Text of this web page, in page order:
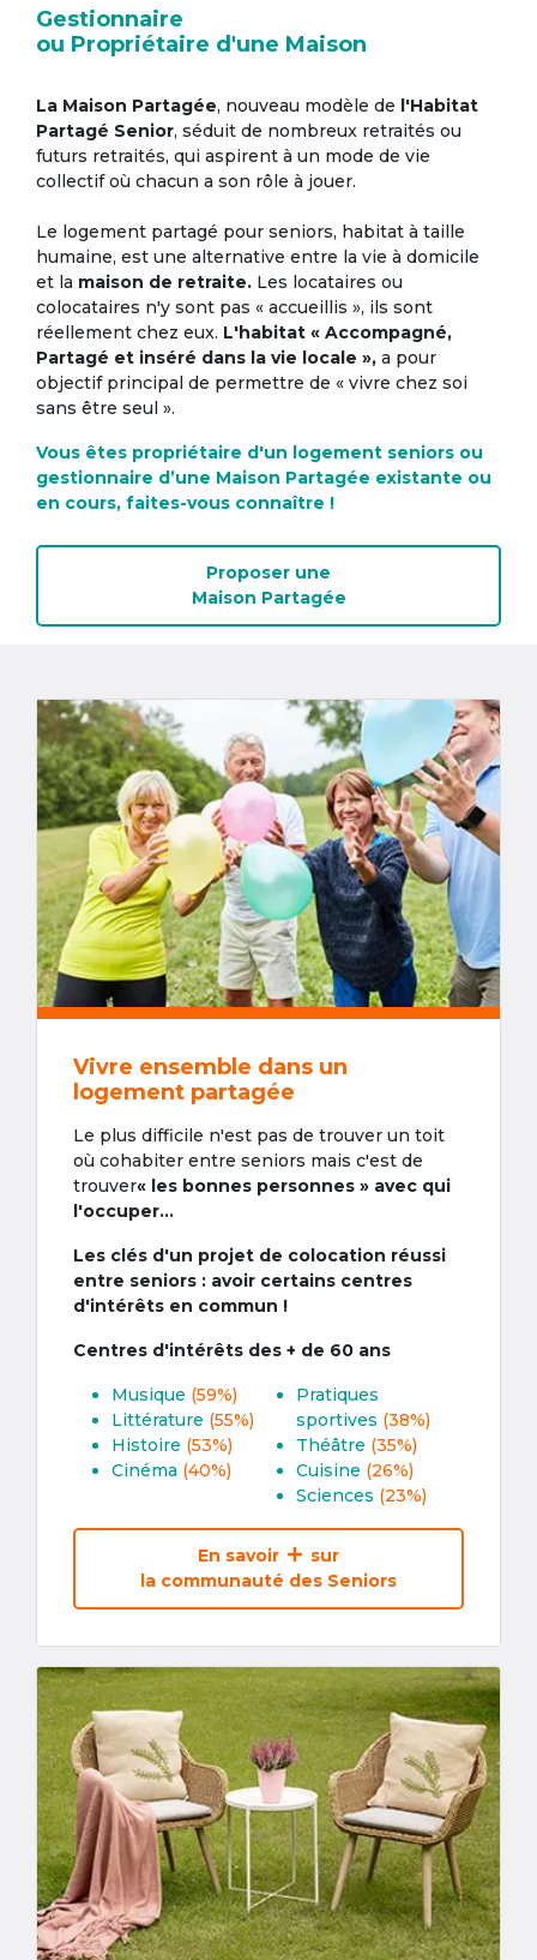
Gestionnaire
ou Propriétaire d'une Maison
La Maison Partagée, nouveau modèle de l'Habitat
Partagé Senior, séduit de nombreux retraités ou
futurs retraités, qui aspirent à un mode de vie
collectif où chacun a son rôle à jouer.
Le logement partagé pour seniors, habitat à taille
humaine, est une alternative entre la vie à domicile
et la maison de retraite. Les locataires ou
colocataires n'y sont pas « accueillis », ils sont
réellement chez eux. L'habitat « Accompagné,
Partagé et inséré dans la vie locale », a pour
objectif principal de permettre de « vivre chez soi
sans être seul ».
Vous êtes propriétaire d'un logement seniors ou
gestionnaire d’une Maison Partagée existante ou
en cours, faites-vous connaître !
Proposer une
Maison Partagée
Vivre ensemble dans un
logement partagée
Le plus difficile n'est pas de trouver un toit
où cohabiter entre seniors mais c'est de
trouver« les bonnes personnes » avec qui
l'occuper...
Les clés d'un projet de colocation réussi
entre seniors : avoir certains centres
d'intérêts en commun !
Centres d'intérêts des + de 60 ans
Musique (59%)
Littérature (55%)
Histoire (53%)
Cinéma (40%)
Pratiques
sportives (38%)
Théâtre (35%)
Cuisine (26%)
Sciences (23%)
En savoir
sur
la communauté des Seniors